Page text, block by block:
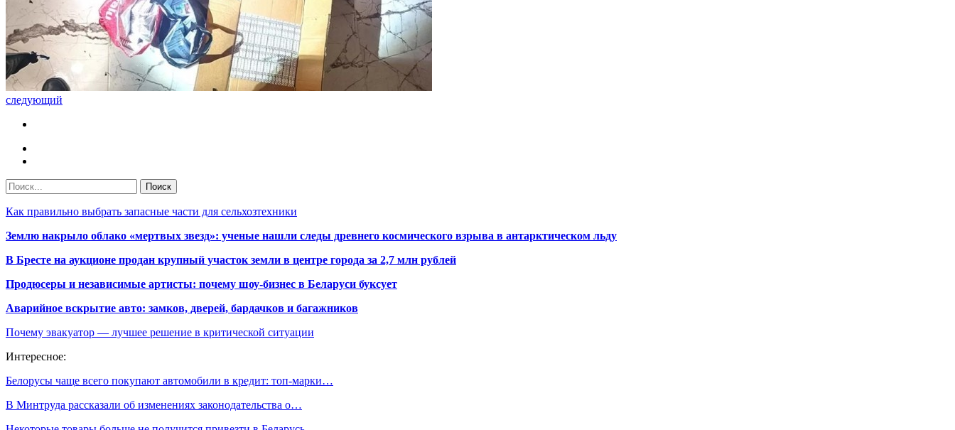
следующий
Как правильно выбрать запасные части для сельхозтехники
Землю накрыло облако «мертвых звезд»: ученые нашли следы древнего космического взрыва в антарктическом льду
В Бресте на аукционе продан крупный участок земли в центре города за 2,7 млн рублей
Продюсеры и независимые артисты: почему шоу-бизнес в Беларуси буксует
Аварийное вскрытие авто: замков, дверей, бардачков и багажников
Почему эвакуатор — лучшее решение в критической ситуации
Интересное:
Белорусы чаще всего покупают автомобили в кредит: топ‑марки…
В Минтруда рассказали об изменениях законодательства о…